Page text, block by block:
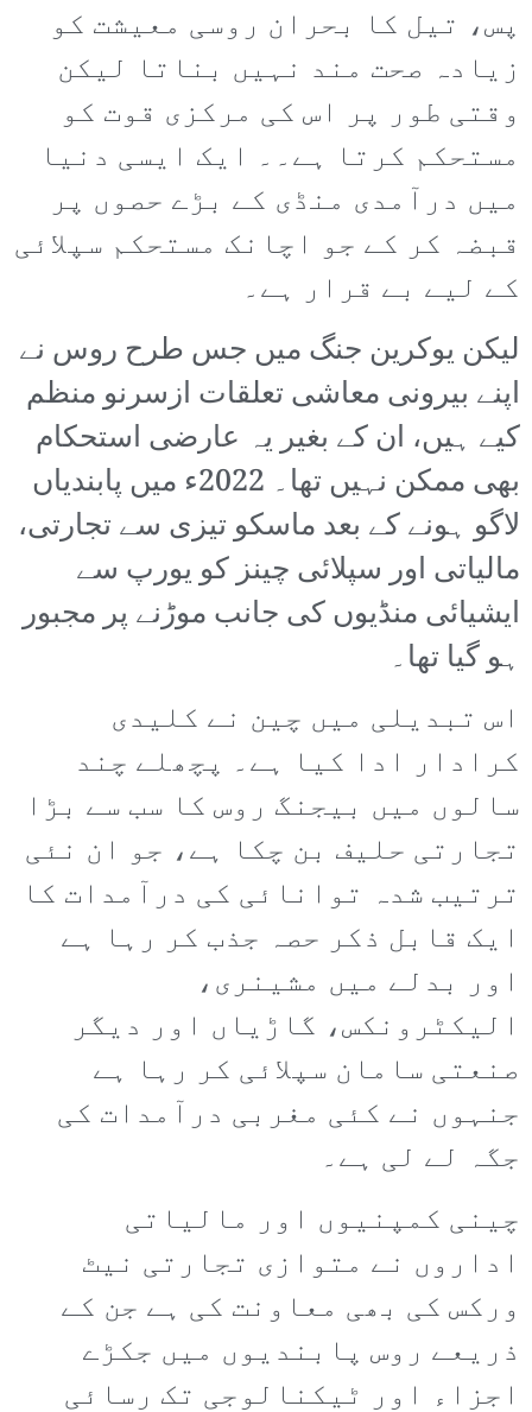
پس، تیل کا بحران روسی معیشت کو
زیادہ صحت مند نہیں بناتا لیکن
وقتی طور پر اس کی مرکزی قوت کو
مستحکم کرتا ہے۔۔ ایک ایسی دنیا
میں درآمدی منڈی کے بڑے حصوں پر
قبضہ کر کے جو اچانک مستحکم سپلائی
کے لیے بے قرار ہے۔
لیکن یوکرین جنگ میں جس طرح روس نے
اپنے بیرونی معاشی تعلقات ازسرنو منظم
کیے ہیں، ان کے بغیر یہ عارضی استحکام
بھی ممکن نہیں تھا۔ 2022ء میں پابندیاں
لاگو ہونے کے بعد ماسکو تیزی سے تجارتی،
مالیاتی اور سپلائی چینز کو یورپ سے
ایشیائی منڈیوں کی جانب موڑنے پر مجبور
ہو گیا تھا۔
اس تبدیلی میں چین نے کلیدی
کرادار ادا کیا ہے۔ پچھلے چند
سالوں میں بیجنگ روس کا سب سے بڑا
تجارتی حلیف بن چکا ہے، جو ان نئی
ترتیب شدہ توانائی کی درآمدات کا
ایک قابل ذکر حصہ جذب کر رہا ہے
اور بدلے میں مشینری،
الیکٹرونکس، گاڑیاں اور دیگر
صنعتی سامان سپلائی کر رہا ہے
جنہوں نے کئی مغربی درآمدات کی
جگہ لے لی ہے۔
چینی کمپنیوں اور مالیاتی
اداروں نے متوازی تجارتی نیٹ
ورکس کی بھی معاونت کی ہے جن کے
ذریعے روس پابندیوں میں جکڑے
اجزاء اور ٹیکنالوجی تک رسائی